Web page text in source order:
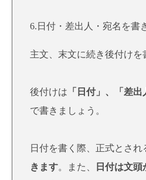
6.日付・差出人・宛名を書
主文、末文に続き後付けを
後付けは 「日付」、「差出
で書きましょう。
日付を書く際、正式とされ
きます。また、 日付は文頭